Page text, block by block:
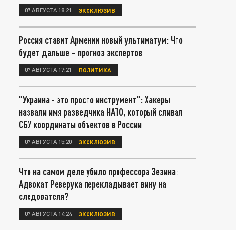
07 АВГУСТА 18:21 ЭКСКЛЮЗИВ
Россия ставит Армении новый ультиматум: Что
будет дальше – прогноз экспертов
07 АВГУСТА 17:21 ПОЛИТИКА
"Украина - это просто инструмент": Хакеры
назвали имя разведчика НАТО, который сливал
СБУ координаты объектов в России
07 АВГУСТА 15:20 ЭКСКЛЮЗИВ
Что на самом деле убило профессора Зезина:
Адвокат Реверука перекладывает вину на
следователя?
07 АВГУСТА 14:24 ЭКСКЛЮЗИВ